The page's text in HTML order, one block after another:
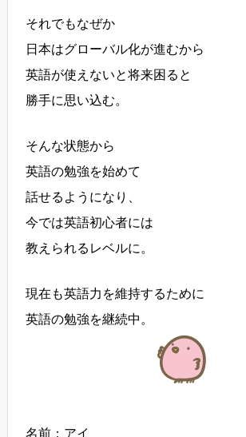
それでもなぜか
日本はグローバル化が進むから
英語が使えないと将来困ると
勝手に思い込む。
そんな状態から
英語の勉強を始めて
話せるようになり、
今では英語初心者には
教えられるレベルに。
現在も英語力を維持するために
英語の勉強を継続中。
名前：アイ